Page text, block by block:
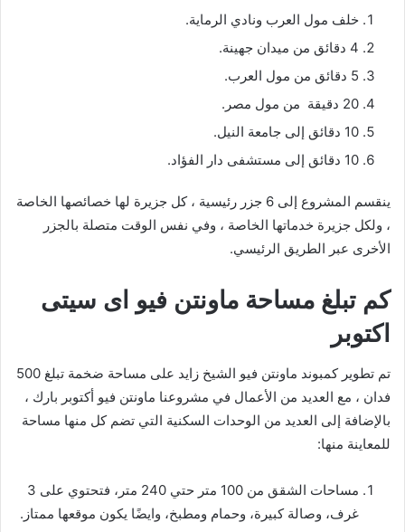
خلف مول العرب ونادي الرماية.
4 دقائق من ميدان جهينة.
5 دقائق من مول العرب.
20 دقيقة من مول مصر.
10 دقائق إلى جامعة النيل.
10 دقائق إلى مستشفى دار الفؤاد.
ينقسم المشروع إلى 6 جزر رئيسية ، كل جزيرة لها خصائصها الخاصة
، ولكل جزيرة خدماتها الخاصة ، وفي نفس الوقت متصلة بالجزر
الأخرى عبر الطريق الرئيسي.
كم تبلغ مساحة ماونتن فيو اى سيتى
اكتوبر
تم تطوير كمبوند ماونتن فيو الشيخ زايد على مساحة ضخمة تبلغ 500
فدان ، مع العديد من الأعمال في مشروعنا ماونتن فيو أكتوبر بارك ،
بالإضافة إلى العديد من الوحدات السكنية التي تضم كل منها مساحة
للمعاينة منها:
مساحات الشقق من 100 متر حتي 240 متر، فتحتوي على 3
غرف، وصالة كبيرة، وحمام ومطبخ، وايضًا يكون موقعها ممتاز.